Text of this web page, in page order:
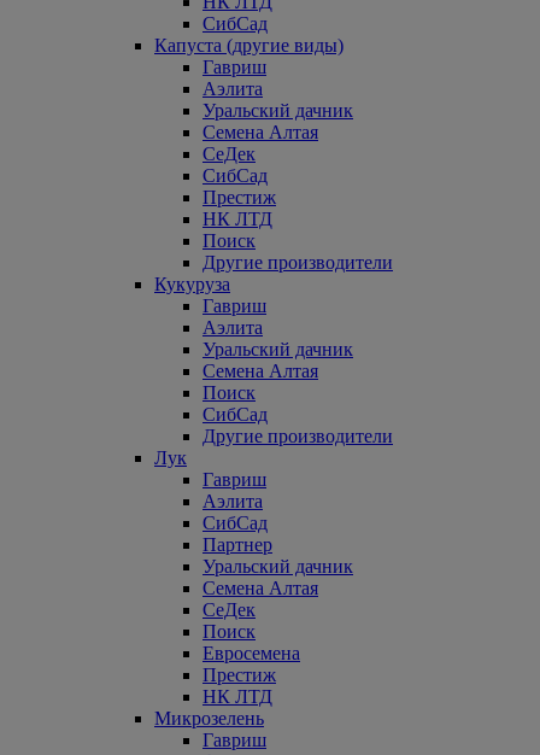
СибСад
Капуста (другие виды)
Гавриш
Аэлита
Уральский дачник
Семена Алтая
СеДек
СибСад
Престиж
НК ЛТД
Поиск
Другие производители
Кукуруза
Гавриш
Аэлита
Уральский дачник
Семена Алтая
Поиск
СибСад
Другие производители
Лук
Гавриш
Аэлита
СибСад
Партнер
Уральский дачник
Семена Алтая
СеДек
Поиск
Евросемена
Престиж
НК ЛТД
Микрозелень
Гавриш